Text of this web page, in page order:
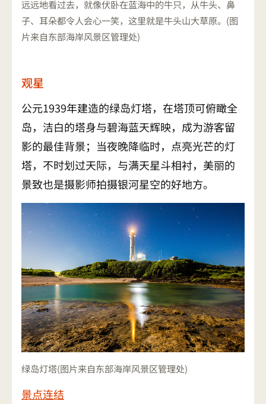
远远地看过去，就像伏卧在蓝海中的牛只，从牛头、鼻
子、耳朵都令人会心一笑，这里就是牛头山大草原。(图
片来自东部海岸风景区管理处)
观星
公元1939年建造的绿岛灯塔，在塔顶可俯瞰全
岛，洁白的塔身与碧海蓝天辉映，成为游客留
影的最佳背景；当夜晚降临时，点亮光芒的灯
塔，不时划过天际，与满天星斗相衬，美丽的
景致也是摄影师拍摄银河星空的好地方。
绿岛灯塔(图片来自东部海岸风景区管理处)
景点连结